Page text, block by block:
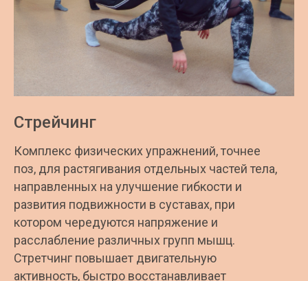
Стрейчинг
Комплекс физических упражнений, точнее
поз, для растягивания отдельных частей тела,
направленных на улучшение гибкости и
развития подвижности в суставах, при
котором чередуются напряжение и
расслабление различных групп мышц.
Стретчинг повышает двигательную
активность, быстро восстанавливает